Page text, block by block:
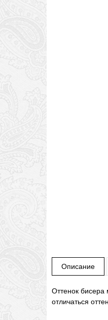
Описание
Оттенок бисера
отличаться